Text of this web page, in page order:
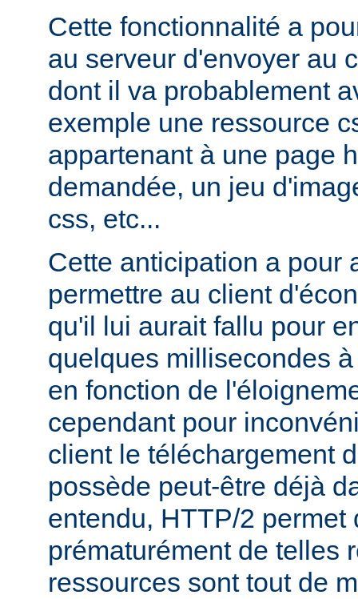
Cette fonctionnalité a
au serveur d'envoyer au
dont il va probablement
exemple une ressource
appartenant à une page
demandée, un jeu
css, etc...
Cette anticipation a pour
permettre au client
qu'il lui aurait fallu pour
quelques millisecondes
en fonction de
cependant pour
client le téléchargement
possède peut-être déjà
entendu, HTTP/2 permet
prématurément de telles
ressources sont tout de